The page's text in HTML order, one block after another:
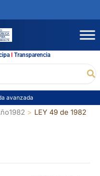
l Transparencia
avanzada
LEY 49 de 1982